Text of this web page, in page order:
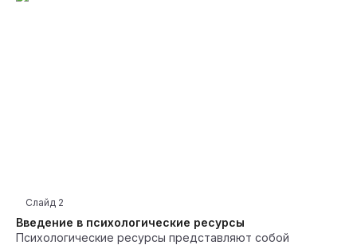
Введение в психологические ресурсы
Слайд 2
Психологические ресурсы представляют собой